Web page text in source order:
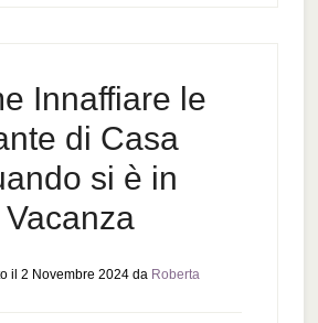
Innaffiare le
di Casa
si è in
Vacanza
il 2 Novembre 2024da Roberta